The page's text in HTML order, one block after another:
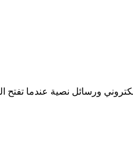
ورسائل نصية عندما تفتح